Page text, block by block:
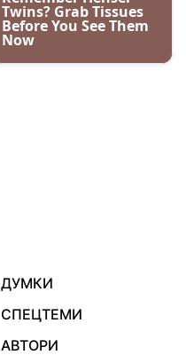
ДУМКИ
СПЕЦТЕМИ
АВТОРИ